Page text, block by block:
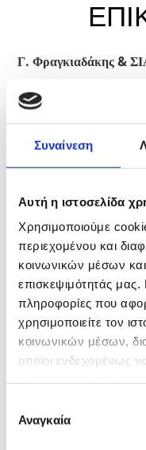
Συναίνεση
Αυτή η ιστοσελίδα
Χρησιμοποιούμε
περιεχομένου και
κοινωνικών μέσων
επισκεψιμότητάς
πληροφορίες που
χρησιμοποιείτε τον
κοινωνικών μέσων,
οποίοι ενδεχομένως
των υπηρεσιών τους.
συγκατάθεσης
Αναγκαία
Γ. Φραγκιαδάκης &
Φαλασάρνης 3,
Fax: 28210 98923
E-mail:
Βρείτε μας στα Social